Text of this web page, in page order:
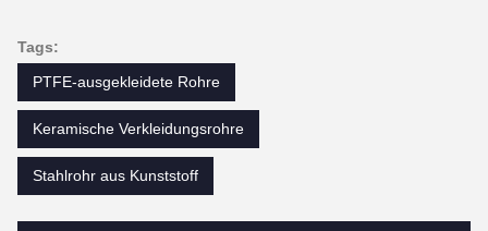
Tags:
PTFE-ausgekleidete Rohre
Keramische Verkleidungsrohre
Stahlrohr aus Kunststoff